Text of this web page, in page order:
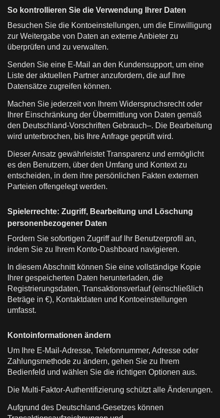
So kontrollieren Sie die Verwendung Ihrer Daten
Besuchen Sie die Kontoeinstellungen, um die Einwilligung
zur Weitergabe von Daten an externe Anbieter zu
überprüfen und zu verwalten.
Senden Sie eine E-Mail an den Kundensupport, um eine
Liste der aktuellen Partner anzufordern, die auf Ihre
Datensätze zugreifen können.
Machen Sie jederzeit von Ihrem Widerspruchsrecht oder
Ihrer Einschränkung der Übermittlung von Daten gemäß
den Deutschland-Vorschriften Gebrauch–. Die Bearbeitung
wird unterbrochen, bis Ihre Anfrage geprüft wird.
Dieser Ansatz gewährleistet Transparenz und ermöglicht
es den Benutzern, über den Umfang und Kontext zu
entscheiden, in dem ihre persönlichen Fakten externen
Parteien offengelegt werden.
Spielerrechte: Zugriff, Bearbeitung und Löschung
personenbezogener Daten
Fordern Sie sofortigen Zugriff auf Ihr Benutzerprofil an,
indem Sie zu Ihrem Konto-Dashboard navigieren.
In diesem Abschnitt können Sie eine vollständige Kopie
Ihrer gespeicherten Daten herunterladen, die
Registrierungsdaten, Transaktionsverlauf (einschließlich
Beträge in €), Kontaktdaten und Kontoeinstellungen
umfasst.
Kontoinformationen ändern
Um Ihre E-Mail-Adresse, Telefonnummer, Adresse oder
Zahlungsmethode zu ändern, gehen Sie zu Ihrem
Bedienfeld und wählen Sie die richtigen Optionen aus.
Die Multi-Faktor-Authentifizierung schützt alle Änderungen.
Aufgrund des Deutschland-Gesetzes können